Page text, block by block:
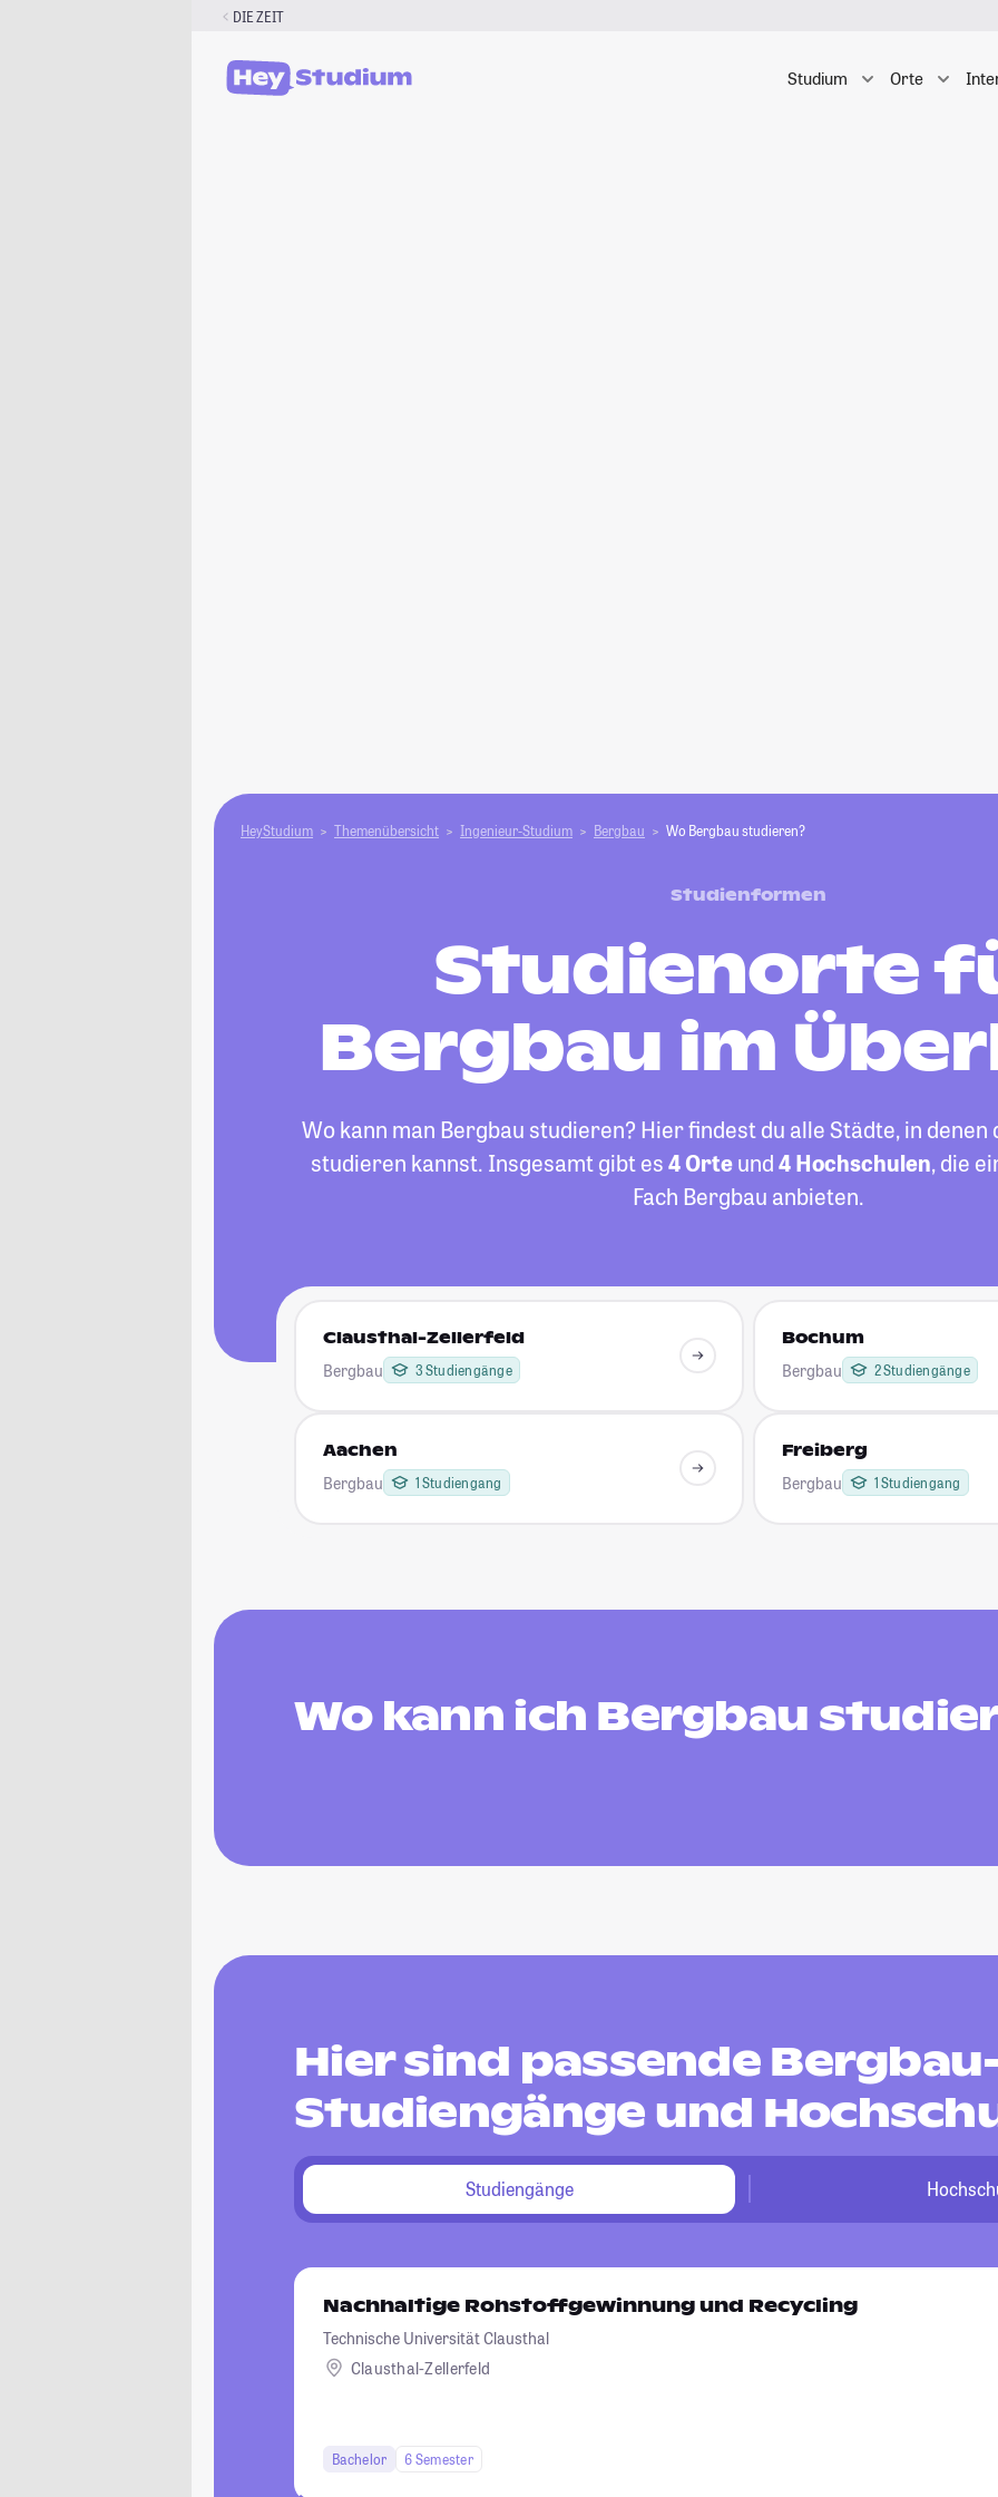
DIE ZEIT
Studium Orte
HeyStudium Themenübersicht Ingenieur-Studium Bergbau Wo Bergbau studieren?
Studienformen
Studienorte
Bergbau im
Wo kann man Bergbau studieren? Hier findest du alle Städte, in denen
studieren kannst. Insgesamt gibt es4 Orteund4 Hochschulen, die
Fach Bergbau anbieten.
Clausthal-Zellerfeld
Bergbau 3 Studiengänge
Bochum
Bergbau 2 Studiengänge
Aachen
Bergbau 1 Studiengang
Freiberg
Bergbau 1 Studiengang
Wo kann ich Bergbau
Hier sind passende
Studiengänge und
Studiengänge
Nachhaltige Rohstoffgewinnung und Recycling
Technische Universität Clausthal
Clausthal-Zellerfeld
Bachelor 6 Semester